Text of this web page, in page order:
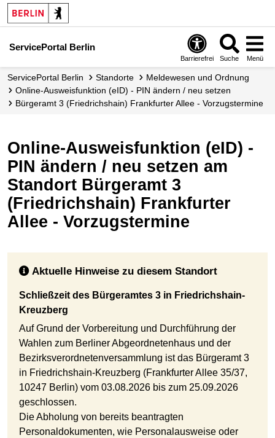
ServicePortal Berlin
Barrierefrei Suche Menü
ServicePortal Berlin Standorte
Meldewesen und Ordnung
Online-Ausweisfunktion (eID) - PIN ändern / neu setzen
Bürgeramt 3 (Friedrichshain) Frankfurter Allee - Vorzugstermine
Online-Ausweisfunktion (eID) -
PIN ändern / neu setzen am
Standort Bürgeramt 3
(Friedrichshain) Frankfurter
Allee - Vorzugstermine
Aktuelle Hinweise zu diesem Standort
Schließzeit des Bürgeramtes 3 in Friedrichshain-
Kreuzberg
Auf Grund der Vorbereitung und Durchführung der
Wahlen zum Berliner Abgeordnetenhaus und der
Bezirksverordnetenversammlung ist das Bürgeramt 3
in Friedrichshain-Kreuzberg (Frankfurter Allee 35/37,
10247 Berlin) vom 03.08.2026 bis zum 25.09.2026
geschlossen.
Die Abholung von bereits beantragten
Personaldokumenten, wie Personalausweise oder